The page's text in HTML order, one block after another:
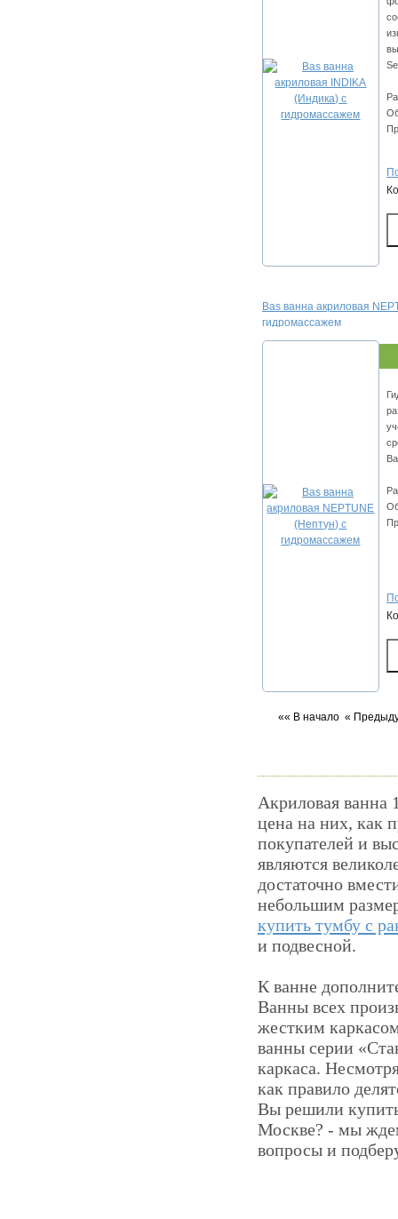
Bas ванна акриловая
гидромассажем
«« В начало «
Акриловая ванна
цена на них, как
покупателей и
являются
достаточно
небольшим
купить тумбу с
и подвесной.
К ванне
Ванны всех
жестким
ванны серии
каркаса.
как правило
Вы решили
Москве? - мы
вопросы и